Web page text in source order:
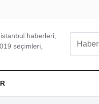
haberleri,
seçimleri,